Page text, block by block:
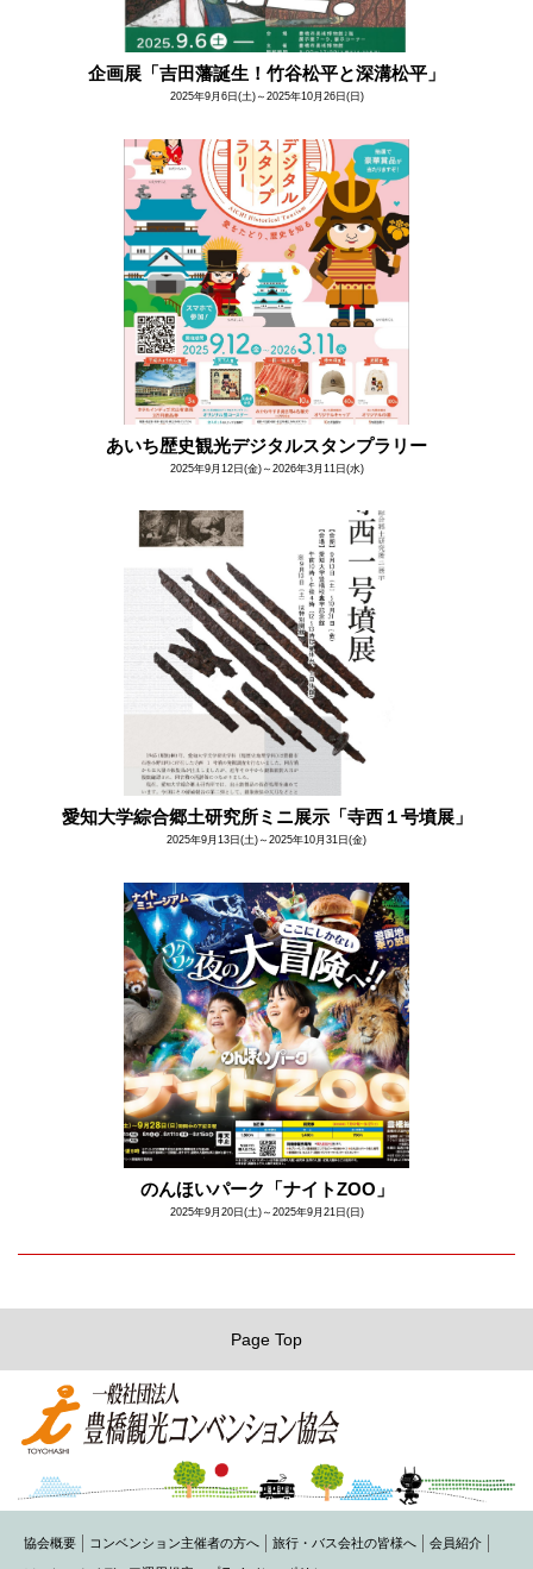
企画展「吉田藩誕生！竹谷松平と深溝松平」
2025年9月6日(土)～2025年10月26日(日)
あいち歴史観光デジタルスタンプラリー
2025年9月12日(金)～2026年3月11日(水)
愛知大学綜合郷土研究所ミニ展示「寺西１号墳展」
2025年9月13日(土)～2025年10月31日(金)
のんほいパーク「ナイトZOO」
2025年9月20日(土)～2025年9月21日(日)
Page Top
協会概要 コンベンション主催者の方へ 旅行・バス会社の皆様へ 会員紹介